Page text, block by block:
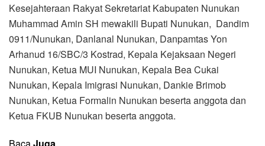
Kesejahteraan Rakyat Sekretariat Kabupaten Nunukan
Muhammad Amin SH mewakili Bupati Nunukan, Dandim
0911/Nunukan, Danlanal Nunukan, Danpamtas Yon
Arhanud 16/SBC/3 Kostrad, Kepala Kejaksaan Negeri
Nunukan, Ketua MUI Nunukan, Kepala Bea Cukai
Nunukan, Kepala Imigrasi Nunukan, Dankie Brimob
Nunukan, Ketua Formalin Nunukan beserta anggota dan
Ketua FKUB Nunukan beserta anggota.